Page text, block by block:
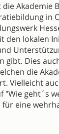
Akademie
in
den lokalen
Dies
die
Vielleicht
"Wie geht´s
eine